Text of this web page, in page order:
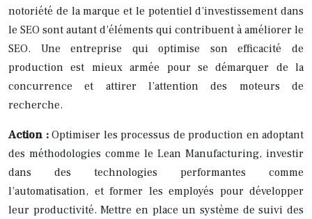
notoriété de la marque et le potentiel d’investissement dans
le SEO sont autant d’éléments qui contribuent à améliorer le
SEO. Une entreprise qui optimise son efficacité de
production est mieux armée pour se démarquer de la
concurrence et attirer l’attention des moteurs de
recherche.
Action : Optimiser les processus de production en adoptant
des méthodologies comme le Lean Manufacturing, investir
dans des technologies performantes comme
l’automatisation, et former les employés pour développer
leur productivité. Mettre en place un système de suivi des